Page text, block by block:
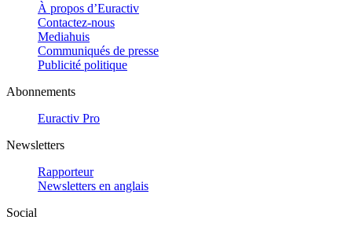
À propos d’Euractiv
Contactez-nous
Mediahuis
Communiqués de presse
Publicité politique
Abonnements
Euractiv Pro
Newsletters
Rapporteur
Newsletters en anglais
Social